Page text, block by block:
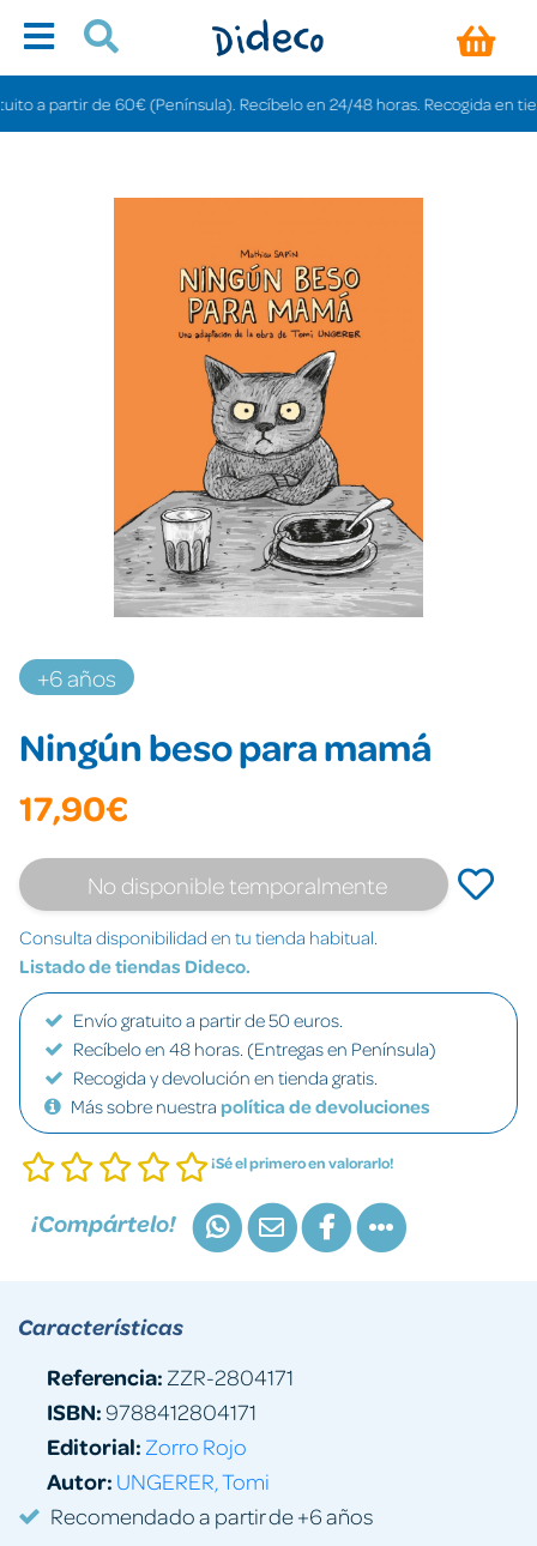
partir de 60€ (Península). Recíbelo en 24/48 horas. Recogida en
+6 años
Ningún beso para mamá
17,90€
No disponible temporalmente
Consulta disponibilidad en tu tienda habitual.
Listado de tiendas Dideco.
Envío gratuito a partir de 50 euros.
Recíbelo en 48 horas. (Entregas en Península)
Recogida y devolución en tienda gratis.
Más sobre nuestra política de devoluciones
¡Sé el primero en valorarlo!
¡Compártelo!
Características
Referencia: ZZR-2804171
ISBN:9788412804171
Editorial: Zorro Rojo
Autor: UNGERER, Tomi
Recomendado a partir de +6 años